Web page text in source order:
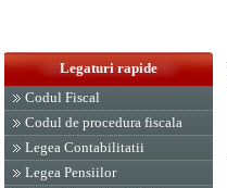
Legaturi rapide
Codul Fiscal
Codul de procedura fiscala
Legea Contabilitatii
Legea Pensiilor